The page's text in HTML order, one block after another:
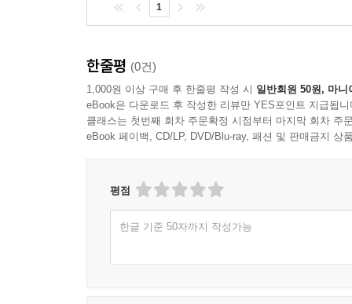
1
한줄평 (0건)
1,000원 이상 구매 후 한줄평 작성 시 일반회원 50원, 마니
eBook은 다운로드 후 작성한 리뷰만 YES포인트 지급됩니
클래스는 첫번째 회차 주문확정 시점부터 마지막 회차 주
eBook 페이백, CD/LP, DVD/Blu-ray, 패션 및 판매금지 상
평점
한글 기준 50자까지 작성가능